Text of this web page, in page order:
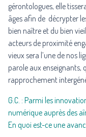
gérontologues, elle
âges afin de décrypter
bien naître et du bien
acteurs de proximité
vieux sera l’une de nos
parole aux enseignants,
rapprochement
G.C. : Parmi les
numérique auprès des
En quoi est-ce une